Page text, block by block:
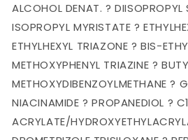
ALCOHOL DENAT. ?
ISOPROPYL MYRISTATE ?
ETHYLHEXYL TRIAZONE ? BIS-
METHOXYPHENYL TRIAZINE ?
METHOXYDIBENZOYLMETHANE ?
NIACINAMIDE ? PROPANEDIOL ?
ACRYLATE/